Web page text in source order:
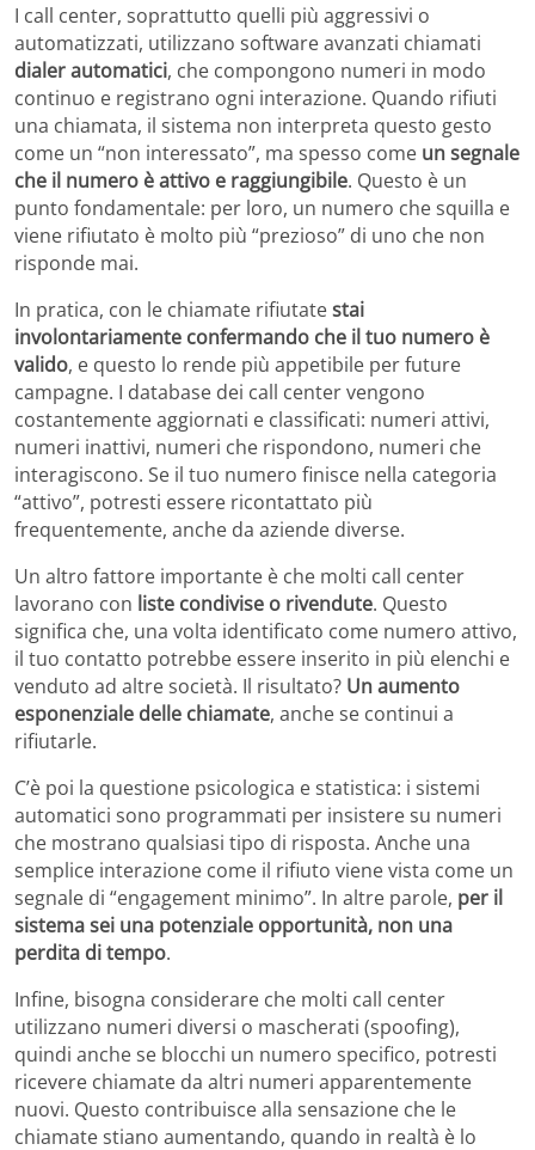
I call center, soprattutto quelli più aggressivi o
automatizzati, utilizzano software avanzati chiamati
dialer automatici, che compongono numeri in modo
continuo e registrano ogni interazione. Quando rifiuti
una chiamata, il sistema non interpreta questo gesto
come un “non interessato”, ma spesso come un segnale
che il numero è attivo e raggiungibile. Questo è un
punto fondamentale: per loro, un numero che squilla e
viene rifiutato è molto più “prezioso” di uno che non
risponde mai.
In pratica, con le chiamate rifiutatestai
involontariamente confermando che il tuo numero è
valido, e questo lo rende più appetibile per future
campagne. I database dei call center vengono
costantemente aggiornati e classificati: numeri attivi,
numeri inattivi, numeri che rispondono, numeri che
interagiscono. Se il tuo numero finisce nella categoria
“attivo”, potresti essere ricontattato più
frequentemente, anche da aziende diverse.
Un altro fattore importante è che molti call center
lavorano con liste condivise o rivendute. Questo
significa che, una volta identificato come numero attivo,
il tuo contatto potrebbe essere inserito in più elenchi e
venduto ad altre società. Il risultato? Un aumento
esponenziale delle chiamate, anche se continui a
rifiutarle.
C’è poi la questione psicologica e statistica: i sistemi
automatici sono programmati per insistere su numeri
che mostrano qualsiasi tipo di risposta. Anche una
semplice interazione come il rifiuto viene vista come un
segnale di “engagement minimo”. In altre parole, per il
sistema sei una potenziale opportunità, non una
perdita di tempo.
Infine, bisogna considerare che molti call center
utilizzano numeri diversi o mascherati (spoofing),
quindi anche se blocchi un numero specifico, potresti
ricevere chiamate da altri numeri apparentemente
nuovi. Questo contribuisce alla sensazione che le
chiamate stiano aumentando, quando in realtà è lo